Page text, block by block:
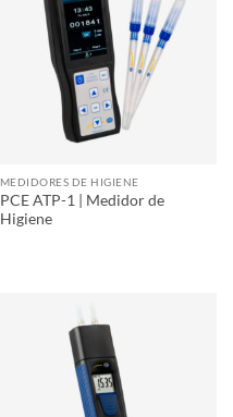
MEDIDORES DE HIGIENE
PCE ATP-1 | Medidor de
Higiene